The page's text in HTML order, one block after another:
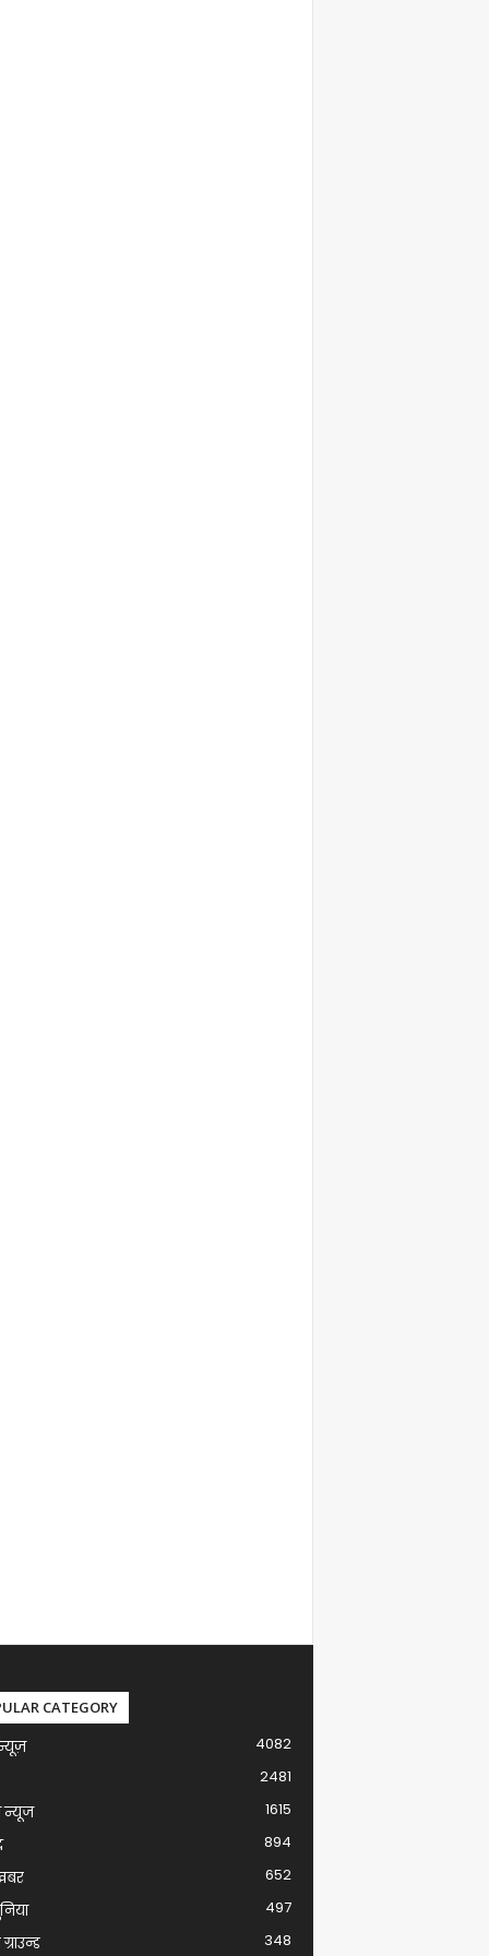
CATEGORY
4082
2481
न्यूज
1615
894
652
497
348